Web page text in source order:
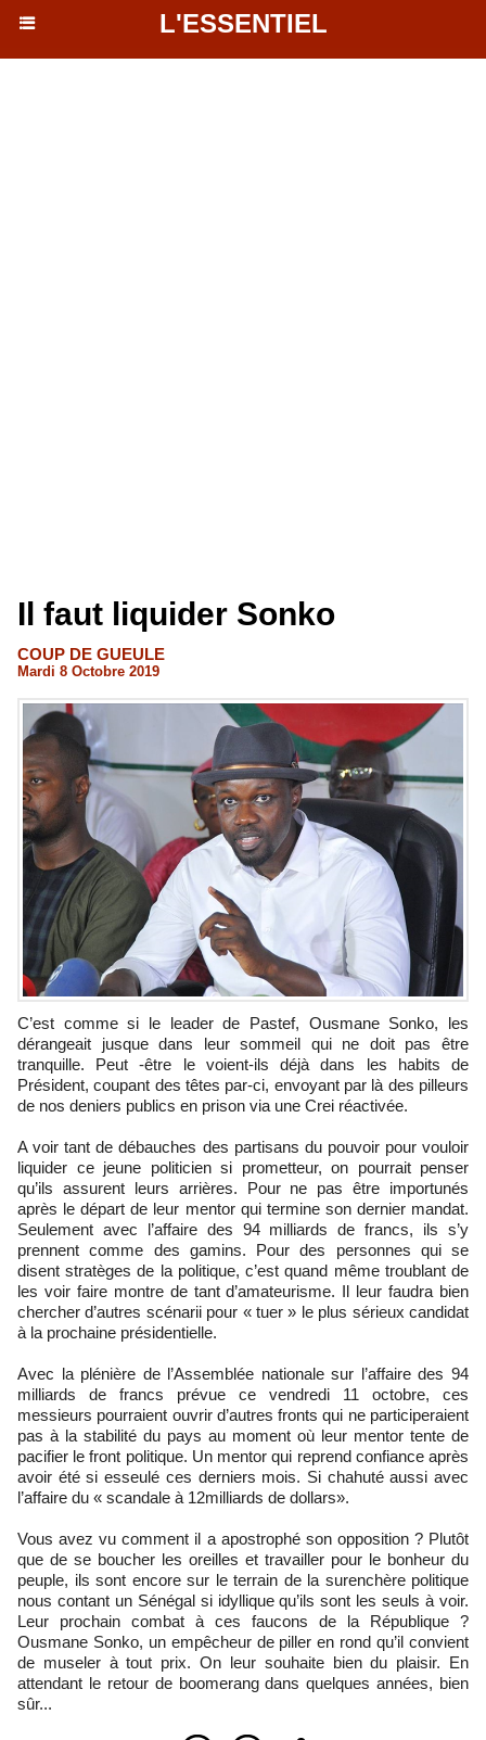
L'ESSENTIEL
Il faut liquider Sonko
COUP DE GUEULE
Mardi 8 Octobre 2019
C’est comme si le leader de Pastef, Ousmane Sonko, les
dérangeait jusque dans leur sommeil qui ne doit pas être
tranquille. Peut -être le voient-ils déjà dans les habits de
Président, coupant des têtes par-ci, envoyant par là des pilleurs
de nos deniers publics en prison via une Crei réactivée.
A voir tant de débauches des partisans du pouvoir pour vouloir
liquider ce jeune politicien si prometteur, on pourrait penser
qu’ils assurent leurs arrières. Pour ne pas être importunés
après le départ de leur mentor qui termine son dernier mandat.
Seulement avec l’affaire des 94 milliards de francs, ils s’y
prennent comme des gamins. Pour des personnes qui se
disent stratèges de la politique, c’est quand même troublant de
les voir faire montre de tant d’amateurisme. Il leur faudra bien
chercher d’autres scénarii pour « tuer » le plus sérieux candidat
à la prochaine présidentielle.
Avec la plénière de l’Assemblée nationale sur l’affaire des 94
milliards de francs prévue ce vendredi 11 octobre, ces
messieurs pourraient ouvrir d’autres fronts qui ne participeraient
pas à la stabilité du pays au moment où leur mentor tente de
pacifier le front politique. Un mentor qui reprend confiance après
avoir été si esseulé ces derniers mois. Si chahuté aussi avec
l’affaire du « scandale à 12milliards de dollars».
Vous avez vu comment il a apostrophé son opposition ? Plutôt
que de se boucher les oreilles et travailler pour le bonheur du
peuple, ils sont encore sur le terrain de la surenchère politique
nous contant un Sénégal si idyllique qu’ils sont les seuls à voir.
Leur prochain combat à ces faucons de la République ?
Ousmane Sonko, un empêcheur de piller en rond qu’il convient
de museler à tout prix. On leur souhaite bien du plaisir. En
attendant le retour de boomerang dans quelques années, bien
sûr...